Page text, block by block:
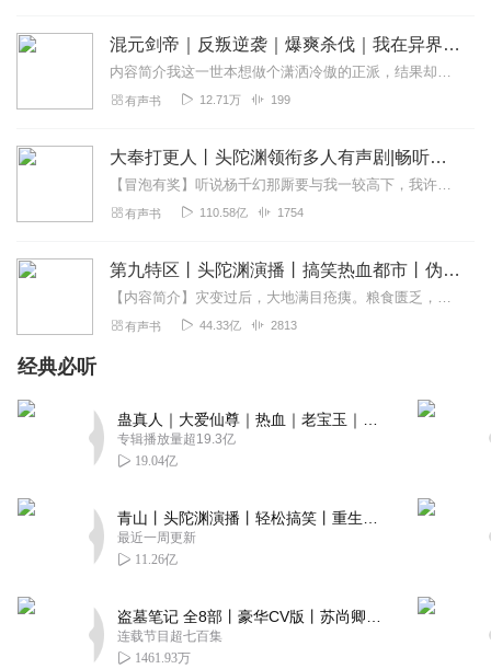
混元剑帝｜反叛逆袭｜爆爽杀伐｜我在异界成武圣同系列|多人有声剧
内容简介我这一世本想做个潇洒冷傲的正派，结果却无缘无故成了黑榜的大魔头。我这一世本想做个风度翩翩的逍遥公子，结果却无缘无故成了别人闻风丧胆的绝户手。天道不公！...
有声书 12.71万 199
大奉打更人丨头陀渊领衔多人有声剧|畅听全集|王鹤棣、田曦薇主演影视剧原著|卖报小郎君
【冒泡有奖】听说杨千幻那厮要与我一较高下，我许七安要开始装叉了！快进入声音播放页戳下方输入框，冒个泡偷偷告诉我，我要用哪些诗词才能胜过他？说得好的，有赏！202...
有声书 110.58亿 1754
第九特区丨头陀渊演播丨搞笑热血都市丨伪戒丨VIP免费多人有声剧
【内容简介】灾变过后，大地满目疮痍。粮食匮乏，资源紧俏，局势混乱……一位从待规划区杀出来的青年，背对着漫天黄沙，孤身来到九区谋生，却不曾想偶然结识三五好友，一念...
有声书 44.33亿 2813
经典必听
专辑播放量超19.3亿
19.04亿
最近一周更新
11.26亿
连载节目超七百集
1461.93万